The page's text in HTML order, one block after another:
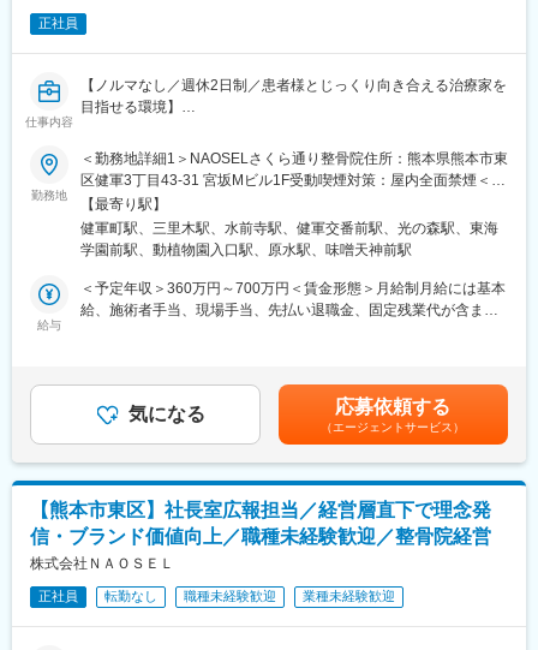
■魅力：
◇当社の熊本が本社であり、裁量権が大きく活躍ができます。ま
た、自分で仕組みを作っていける環境です。
◇役員への昇進も可能で、子会社社長にもなれる可能性がありま
す。
変更の範囲：会社の定める業務
業務を引継ぎながらOJT担当者とともに医療機関へ同行するな
ど、徐々に業務を身に着けていきます。確認テストやチェックシ
てるようになります。なお、その後も定期的に中途入社者に対し
てフォローを行う体制が整っています。
■同社の魅力：
・チームワーク：通常は1人で業務にあたることが多いですが困っ
た時や先輩や上司がサポートしてくれる為、安心して進められま
す。また、家族の急な体調不良や突発休の場合にも周囲が代理対
応をしてくれる風土があり、チームワークが強みです。
・働きやすい環境：2019年度の月間の平均残業時間は12.1時間で
ます。
変更の範囲：会社の定める業務
正社員
仕事内容
【ノルマなし／週休2日制／患者様とじっくり向き合える治療家を
目指せる環境】
当社が展開する熊本エリアの整骨院にて、柔道整復師として患者
様の痛みの緩和や根本改善、健康管理サポートを担当します。睡
眠・食事・運動面も含めたトータルアプローチで、単なる治療を
超えた“人生のトレーナー”として活躍できるポジションです。売上
ノルマは一切なく、患者様一人ひとりにじっくり向き合いなが
ら、確かな技術と知識を身につけられる職場環境。
■業務詳細
・独自の「IMリセット整体」や最新治療器を使った施術による
・患者様の健康状態ヒアリング、施術計画作成、経過観察
・カルテ記録・院内事務作業
■扱うサービス
整骨・接骨施術、IMリセット整体、健康管理プラットフォーム、
健康グッズ活用
■組織構成
1院あたり複数名の柔道整復師と受付・補助スタッフによるチーム
制。教育担当がつき、段階的な成長サポートあり。
■業務の魅力
勤務地
＜勤務地詳細1＞NAOSELさくら通り整骨院住所：熊本県熊本市東
区健軍3丁目43-31 宮坂Mビル1F受動喫煙対策：屋内全面禁煙＜勤
務地詳細2＞NAOSEL菊陽整骨院住所：熊本県菊池郡菊陽町津久礼
2464 サンリーカリーノ菊陽1F受動喫煙対策：屋内全面禁煙＜勤
務地詳細3＞NAOSEL大江整骨院住所：熊本県熊本市中央区大江2
る事業所
【最寄り駅】
健軍町駅、三里木駅、水前寺駅、健軍交番前駅、光の森駅、東海
学園前駅、動植物園入口駅、原水駅、味噌天神前駅
給与
＜予定年収＞360万円～700万円＜賃金形態＞月給制月給には基本
給、施術者手当、現場手当、先払い退職金、固定残業代が含まれ
月給＞280,000円～539,000円（一律手当を含む）＜昇給有無＞有
＜残業手当＞有＜給与補足＞想定年収【柔道整復師/未経験】・入
職2年目 360万円【院長/4年】・入職4年目 500万円※想定年収は1
年間在籍した際に支給される金額の一例です。賞与の支給額や勤
務時間などにより前後する可能性があります。賃金はあくまでも
目安の金額であり、選考を通じて上下する可能性があります。月
給(月額)は固定手当を含めた表記です。
気になる 応募依頼する
（エージェントサービス）
【熊本市東区】社長室広報担当／経営層直下で理念発
信・ブランド価値向上／職種未経験歓迎／整骨院経営
株式会社ＮＡＯＳＥＬ
正社員 転勤なし 職種未経験歓迎 業種未経験歓迎